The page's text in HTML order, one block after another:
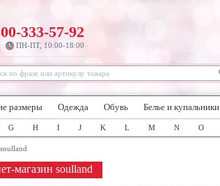
333-57-92
ПН-ПТ, 10:00-18:00
размеры Одежда Обувь Белье и купальники
G H I J K L M N O
soulland
магазин soulland